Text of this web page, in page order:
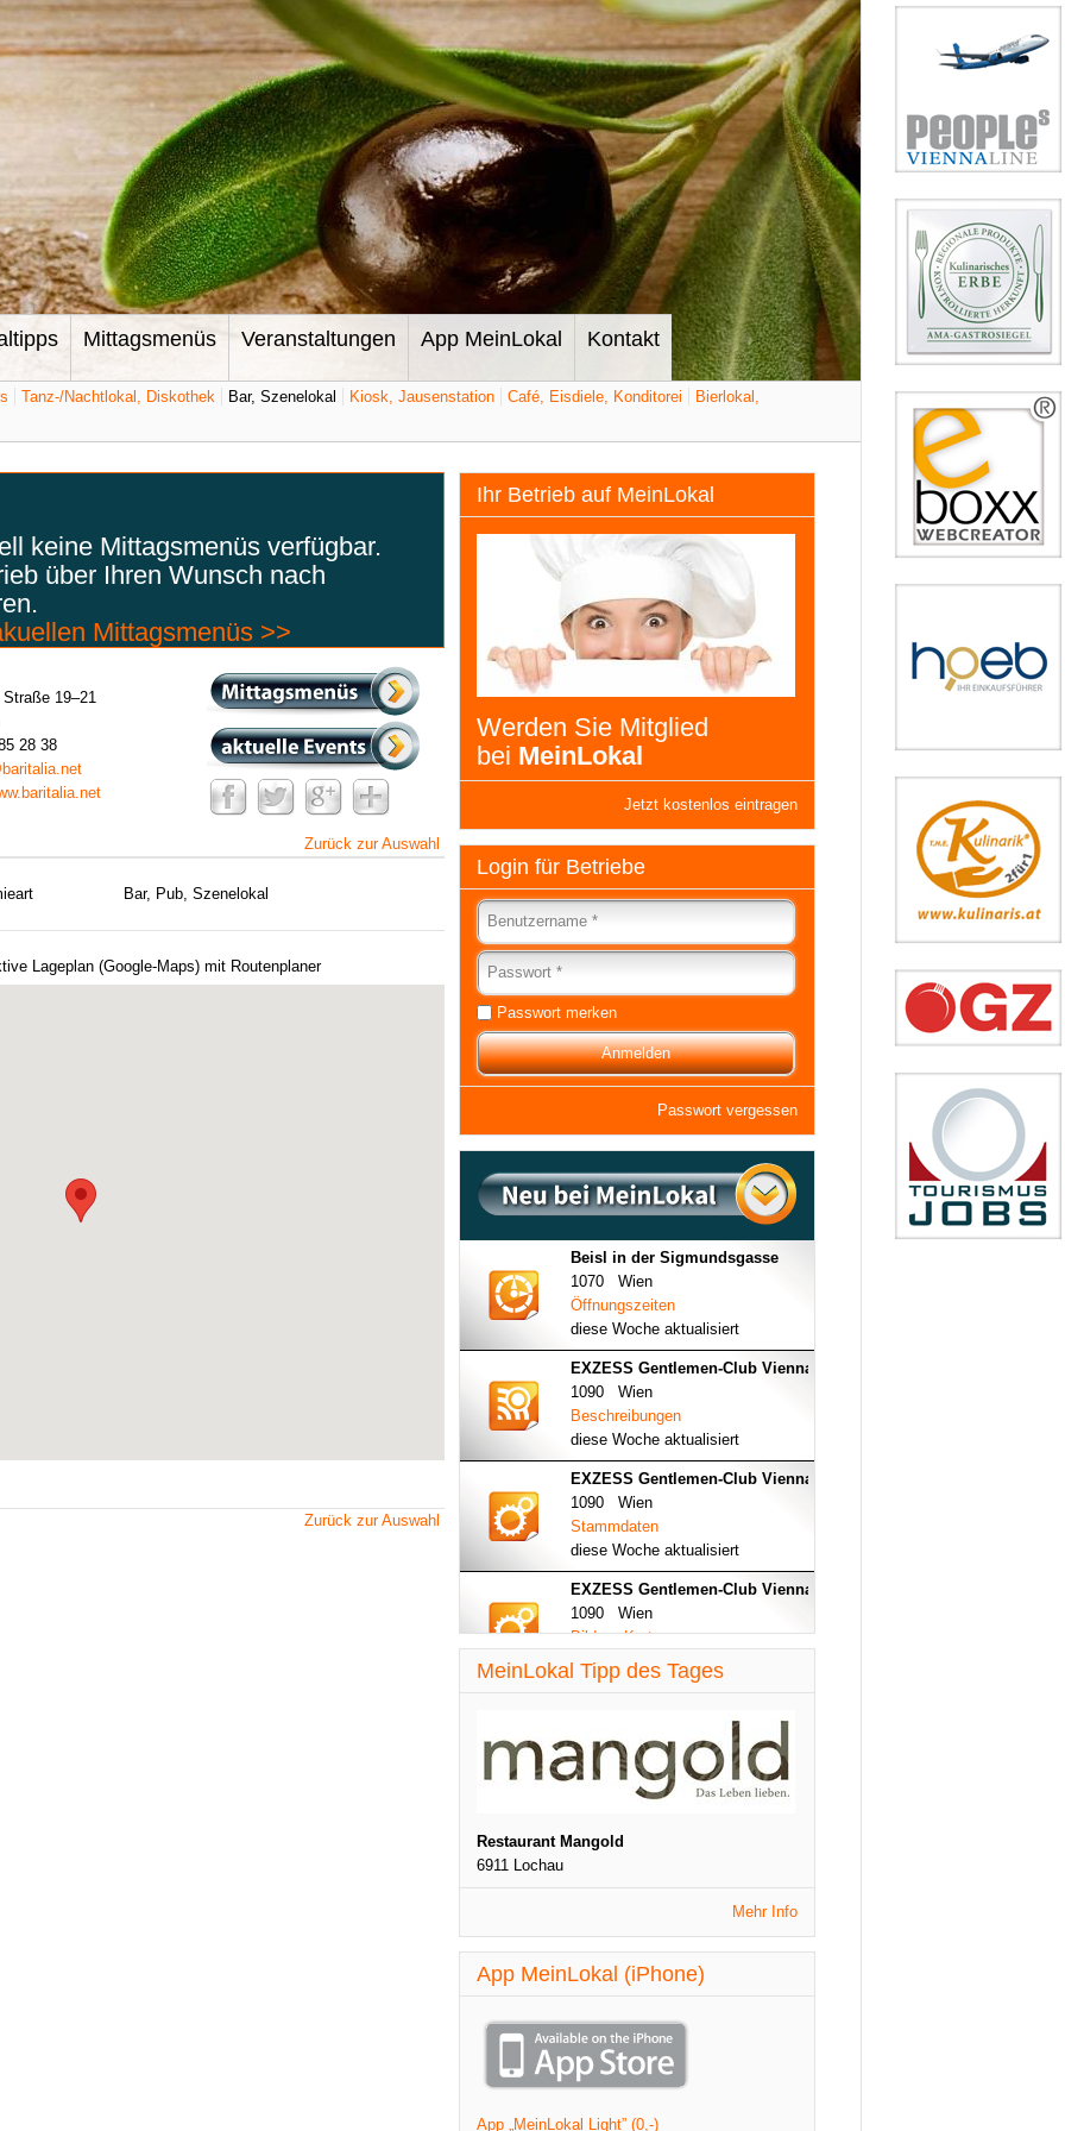
Mittagsmenüs Veranstaltungen App MeinLokal Kontakt
Tanz-/Nachtlokal, Diskothek Bar, Szenelokal Kiosk, Jausenstation Café, Eisdiele, Konditorei
Bierlokal,
keine Mittagsmenüs verfügbar.
über Ihren Wunsch nach
Mittagsmenüs >>
Straße 19–21
28 38
Zurück zur Auswahl
Bar, Pub, Szenelokal
Lageplan (Google-Maps) mit Routenplaner
Zurück zur Auswahl
Ihr Betrieb auf MeinLokal
Werden Sie Mitglied
bei MeinLokal
Jetzt kostenlos eintragen
Login für Betriebe
Passwort merken
Passwort vergessen
Beisl in der Sigmundsgasse
1070 Wien
Öffnungszeiten
diese Woche aktualisiert
EXZESS Gentlemen-Club Vienna
1090 Wien
Beschreibungen
diese Woche aktualisiert
EXZESS Gentlemen-Club Vienna
1090 Wien
Stammdaten
diese Woche aktualisiert
EXZESS Gentlemen-Club Vienna
1090 Wien
Bilder - Karte
diese Woche aktualisiert
Veranstaltungen
diese Woche aktualisiert
MeinLokal Tipp des Tages
Restaurant Mangold
6911 Lochau
Mehr Info
App MeinLokal (iPhone)
App „MeinLokal Light” (0,-)